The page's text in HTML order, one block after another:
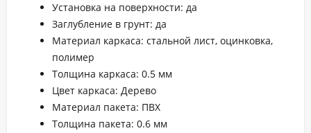
Установка на поверхности: да
Заглубление в грунт: да
Материал каркаса: стальной лист, оцинковка,
полимер
Толщина каркаса: 0.5 мм
Цвет каркаса: Дерево
Материал пакета: ПВХ
Толщина пакета: 0.6 мм